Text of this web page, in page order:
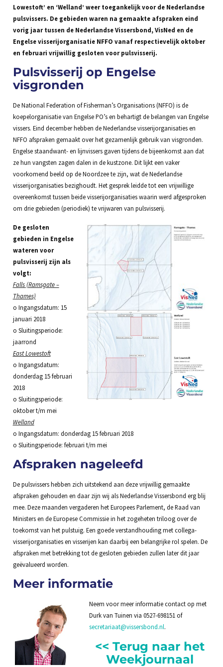
Lowestoft’ en ‘Welland’ weer toegankelijk voor de Nederlandse
pulsvissers. De gebieden waren na gemaakte afspraken eind
vorig jaar tussen de Nederlandse Vissersbond, VisNed en de
Engelse visserijorganisatie NFFO vanaf respectievelijk oktober
en februari vrijwillig gesloten voor pulsvisserij.
Pulsvisserij op Engelse
visgronden
De National Federation of Fisherman’s Organisations (NFFO) is de
koepelorganisatie van Engelse PO’s en behartigt de belangen van Engelse
vissers. Eind december hebben de Nederlandse visserijorganisaties en
NFFO afspraken gemaakt over het gezamenlijk gebruik van visgronden.
Engelse staandwant- en lijnvissers gaven tijdens de bijeenkomst aan dat
ze hun vangsten zagen dalen in de kustzone. Dit lijkt een vaker
voorkomend beeld op de Noordzee te zijn, wat de Nederlandse
visserijorganisaties bezighoudt. Het gesprek leidde tot een vrijwillige
overeenkomst tussen beide visserijorganisaties waarin werd afgesproken
om drie gebieden (periodiek) te vrijwaren van pulsvisserij.
De gesloten
gebieden in Engelse
wateren voor
pulsvisserij zijn als
volgt:
Falls (Ramsgate –
Thames)
o Ingangsdatum: 15
januari 2018
o Sluitingsperiode:
jaarrond
East Lowestoft
o Ingangsdatum:
donderdag 15 februari
2018
o Sluitingsperiode:
oktober t/m mei
Welland
o Ingangsdatum: donderdag 15 februari 2018
o Sluitingsperiode: februari t/m mei
Afspraken nageleefd
De pulsvissers hebben zich uitstekend aan deze vrijwillig gemaakte
afspraken gehouden en daar zijn wij als Nederlandse Vissersbond erg blij
mee. Deze maanden vergaderen het Europees Parlement, de Raad van
Ministers en de Europese Commissie in het zogeheten triloog over de
toekomst van het pulstuig. Een goede verstandhouding met collega-
visserijorganisaties en visserijen kan daarbij een belangrijke rol spelen. De
afspraken met betrekking tot de gesloten gebieden zullen later dit jaar
geëvalueerd worden.
Meer informatie
Neem voor meer informatie contact op met
Durk van Tuinen via 0527-698151 of
secretariaat@vissersbond.nl.
<< Terug naar het
Weekjournaal